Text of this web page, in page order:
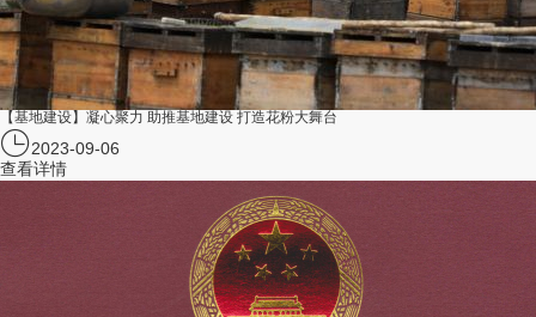
【基地建设】凝心聚力 助推基地建设 打造花粉大舞台
2023-09-06
查看详情